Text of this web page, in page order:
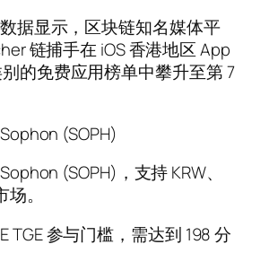
据显示，区块链知名媒体平
链捕手在 iOS 香港地区 App
别的免费应用榜单中攀升至第 7
(SOPH)
(SOPH)，支持 KRW、
。
TGE 参与门槛，需达到 198 分